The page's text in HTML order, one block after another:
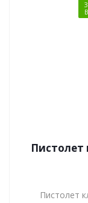
Пистолет
Пистолет